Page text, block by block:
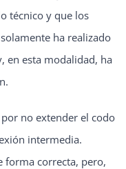
técnico y que los
ha realizado
en esta modalidad, ha
no extender el codo
intermedia.
forma correcta, pero,